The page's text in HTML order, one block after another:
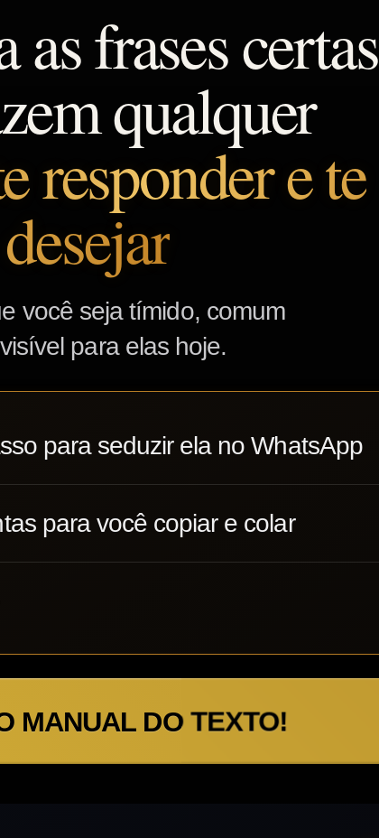
as frases certas
qualquer
responder e te
desejar
você seja tímido, comum
para elas hoje.
para seduzir ela no WhatsApp
para você copiar e colar
MANUAL DO TEXTO!